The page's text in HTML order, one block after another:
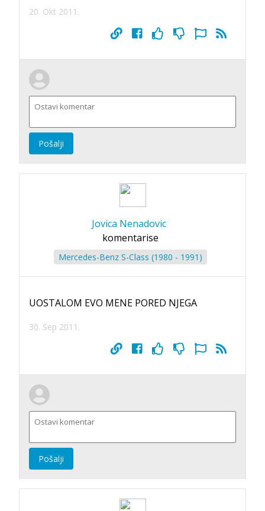
20. Okt 2011.
Pošalji
Jovica Nenadovic
komentarise
Mercedes-Benz S-Class (1980 - 1991)
UOSTALOM EVO MENE PORED NJEGA
30. Sep 2011.
Pošalji